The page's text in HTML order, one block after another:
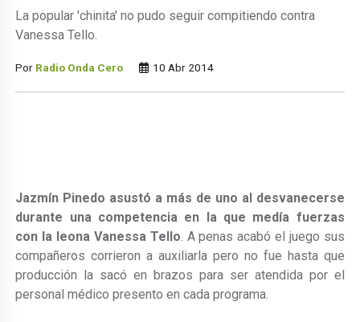
La popular 'chinita' no pudo seguir compitiendo contra
Vanessa Tello.
Por Radio Onda Cero 10 Abr 2014
Jazmín Pinedo asustó a más de uno al desvanecerse
durante una competencia en la que medía fuerzas
con la leona Vanessa Tello. A penas acabó el juego sus
compañeros corrieron a auxiliarla pero no fue hasta que
producción la sacó en brazos para ser atendida por el
personal médico presento en cada programa.